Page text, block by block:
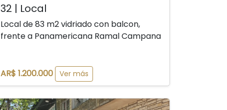
32 | Local
Local de 83 m2 vidriado con balcon,
frente a Panamericana Ramal Campana
AR$ 1.200.000 Ver más